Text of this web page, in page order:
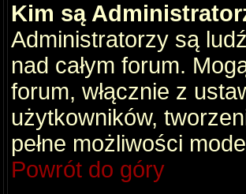
Kim są
Administratorzy są
nad całym forum.
forum, włącznie z
użytkowników,
pełne możliwości
Powrót do góry